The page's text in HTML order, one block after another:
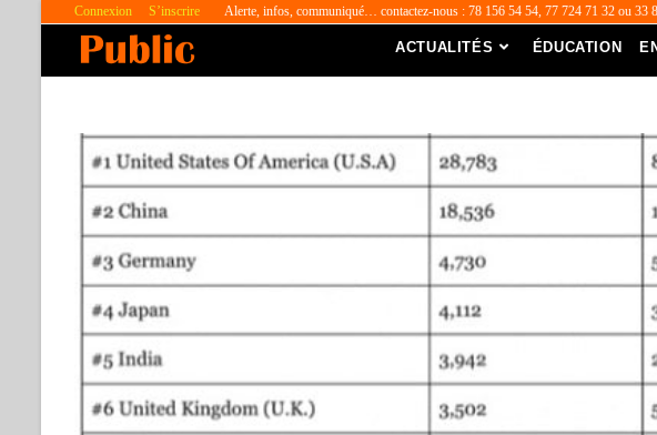
Connexion S’inscrire Alerte, infos, communiqué… contactez-nous : 78 156 54 54, 77 724 71 32 ou 33
ACTUALITÉS ÉDUCATION